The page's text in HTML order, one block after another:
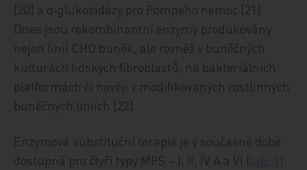
[20] a α‑glukosidázy pro Pompeho nemoc [21].
Dnes jsou rekombinantní enzymy produkovány
nejen linií CHO buněk, ale rovněž v buněčných
kulturách lidských fibroblastů, na bakteriálních
platformách či nověji v modifikovaných rostlinných
buněčných liniích [22].
Enzymová substituční terapie je v současné době
dostupná pro čtyři typy MPS – I, II, IV A a VI (
).